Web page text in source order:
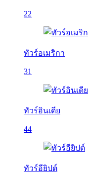
22
ทัวร์อเมริกา
31
ทัวร์อินเดีย
44
ทัวร์อียิปต์